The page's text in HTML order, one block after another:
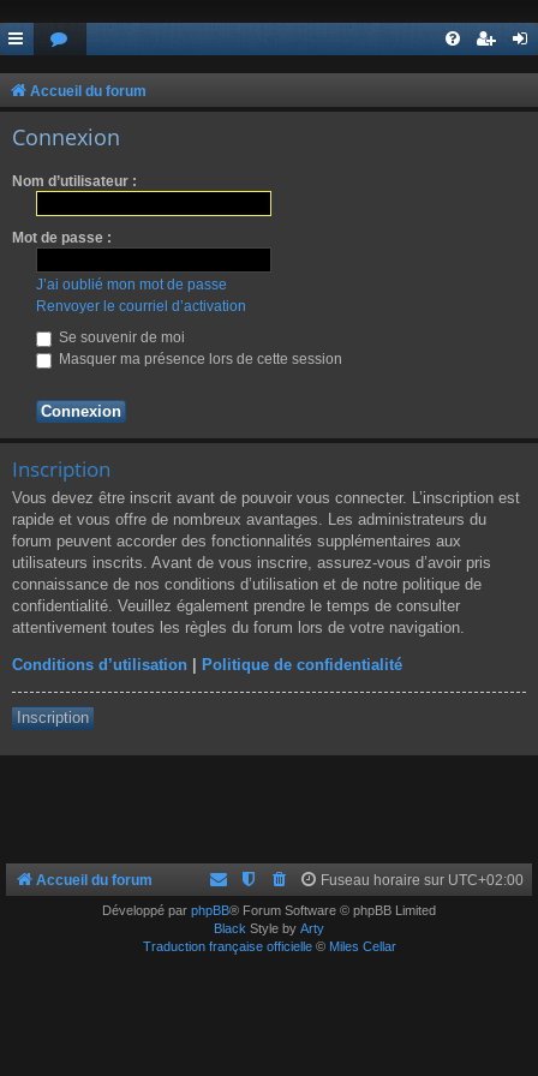
Accueil du forum
Connexion
Nom d’utilisateur :
Mot de passe :
J’ai oublié mon mot de passe
Renvoyer le courriel d’activation
Se souvenir de moi
Masquer ma présence lors de cette session
Inscription
Vous devez être inscrit avant de pouvoir vous connecter. L’inscription est
rapide et vous offre de nombreux avantages. Les administrateurs du
forum peuvent accorder des fonctionnalités supplémentaires aux
utilisateurs inscrits. Avant de vous inscrire, assurez-vous d’avoir pris
connaissance de nos conditions d’utilisation et de notre politique de
confidentialité. Veuillez également prendre le temps de consulter
attentivement toutes les règles du forum lors de votre navigation.
Conditions d’utilisation Politique de confidentialité
Inscription
Accueil du forum Fuseau horaire sur UTC+02:00
Développé par phpBB® Forum Software © phpBB Limited
Black Style by Arty
Traduction française officielle© Miles Cellar